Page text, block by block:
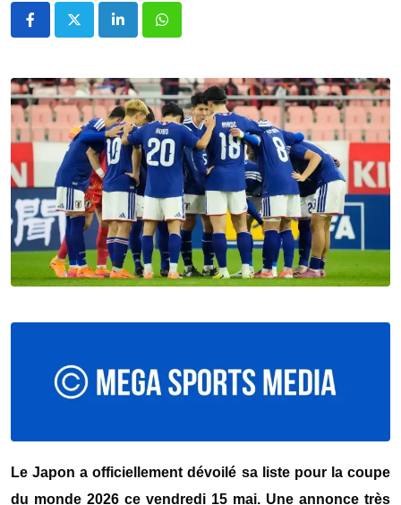
LinkedInWhatsapp
Le Japon a officiellement dévoilé sa liste pour la coupe
du monde 2026 ce vendredi 15 mai. Une annonce très